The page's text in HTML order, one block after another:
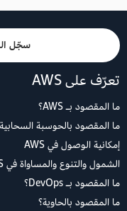
سجّل
تعرّف على AWS
ما المقصود بـ AWS؟
ما المقصود بالحوسبة
إمكانية الوصول في AWS
الشمول والتنوع والمساواة في AWS
ما المقصود بـ DevOps؟
ما المقصود بالحاوية؟